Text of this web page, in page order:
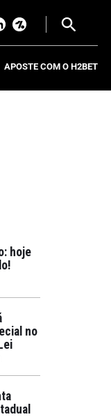
APOSTE COM O H2BET
hoje
no